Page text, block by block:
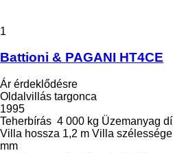
1
Battioni & PAGANI HT4CE
Ár érdeklődésre
Oldalvillás targonca
1995
Teherbírás 4 000 kg Üzemanyag
Villa hossza 1,2 m Villa szélessége
mm